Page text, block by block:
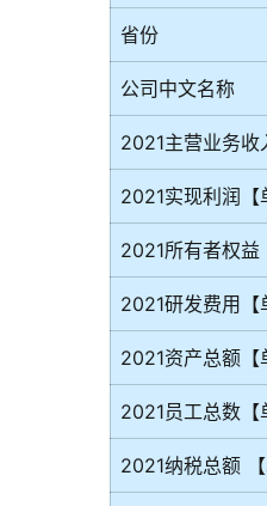
省份
公司中文名称
2021主营业务收
2021实现利润【
2021所有者权益
2021研发费用【
2021资产总额【
2021员工总数【
2021纳税总额 【